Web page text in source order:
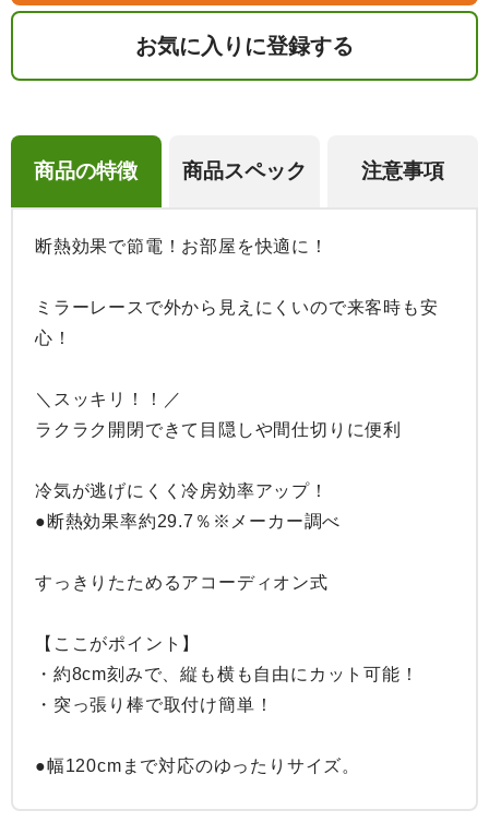
お気に入りに登録する
商品の特徴 商品スペック 注意事項
断熱効果で節電！お部屋を快適に！
ミラーレースで外から見えにくいので来客時も安
心！
＼スッキリ！！／
ラクラク開閉できて目隠しや間仕切りに便利
冷気が逃げにくく冷房効率アップ！
●断熱効果率約29.7％※メーカー調べ
すっきりたためるアコーディオン式
【ここがポイント】
・約8cm刻みで、縦も横も自由にカット可能！
・突っ張り棒で取付け簡単！
●幅120cmまで対応のゆったりサイズ。